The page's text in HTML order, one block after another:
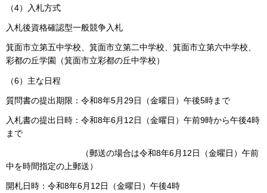
（4）入札方式
入札後資格確認型一般競争入札
箕面市立第五中学校、箕面市立第二中学校、箕面市立第六中学校、
彩都の丘学園（箕面市立彩都の丘中学校）
（6）主な日程
質問書の提出期限：令和8年5月29日（金曜日）午後5時まで
入札書の提出日時：令和8年6月12日（金曜日）午前9時から午後4時
まで
（郵送の場合は令和8年6月12日（金曜日）午前
中を時間指定の上郵送）
開札日時：令和8年6月12日（金曜日）午後4時